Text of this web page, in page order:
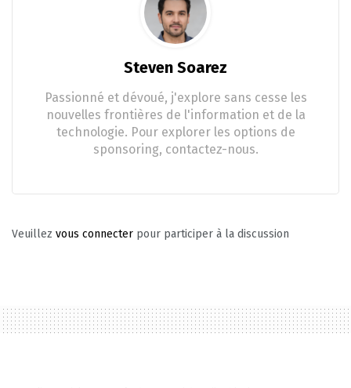
Steven Soarez
Passionné et dévoué, j'explore sans cesse les
nouvelles frontières de l'information et de la
technologie. Pour explorer les options de
sponsoring, contactez-nous.
Veuillez vous connecter pour participer à la discussion